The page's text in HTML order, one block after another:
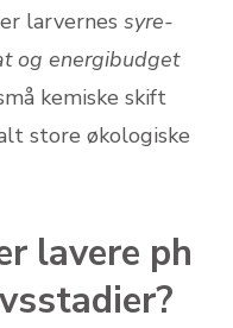
larvernes syre-
og energibudget
kemiske skift
store økologiske
lavere ph